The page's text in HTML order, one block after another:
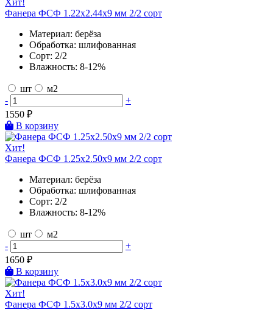
Фанера ФСФ 1.22х2.44х9 мм 2/2 сорт
Материал: берёза
Обработка: шлифованная
Сорт: 2/2
Влажность: 8-12%
шт
м2
-
+
1550 ₽
В корзину
Хит!
Фанера ФСФ 1.25х2.50х9 мм 2/2 сорт
Материал: берёза
Обработка: шлифованная
Сорт: 2/2
Влажность: 8-12%
шт
м2
-
+
1650 ₽
В корзину
Хит!
Фанера ФСФ 1.5х3.0х9 мм 2/2 сорт